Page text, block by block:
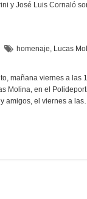
y José Luis Cornaló
homenaje, Lucas
mañana viernes a las
Molina, en el
amigos, el viernes a